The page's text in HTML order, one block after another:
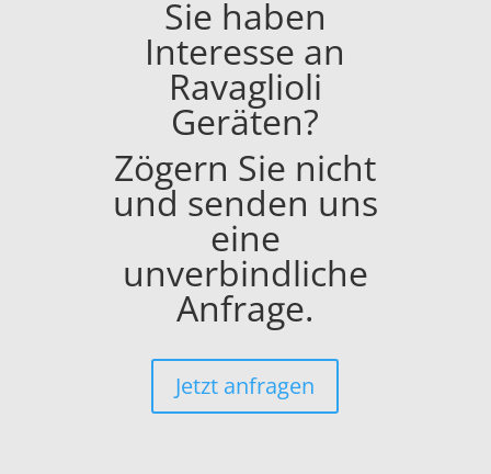
Sie haben
Interesse an
Ravaglioli
Geräten?
Zögern Sie nicht
und senden uns
eine
unverbindliche
Anfrage.
Jetzt anfragen